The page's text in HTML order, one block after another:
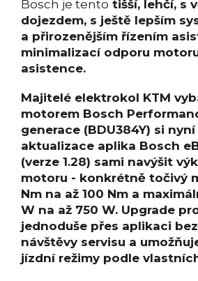
Bosch je tento tišší, lehčí, s
dojezdem, s ještě lepším
a přirozenějším řízením
minimalizací odporu
asistence.
Majitelé elektrokol KTM
motorem Bosch
generace (BDU384Y) si
aktualizace aplika Bosch
(verze 1.28) sami navýšit
motoru - konkrétně točivý
Nm na až 100 Nm a
W na až 750 W. Upgrade
jednoduše přes aplikaci
návštěvy servisu a
jízdní režimy podle